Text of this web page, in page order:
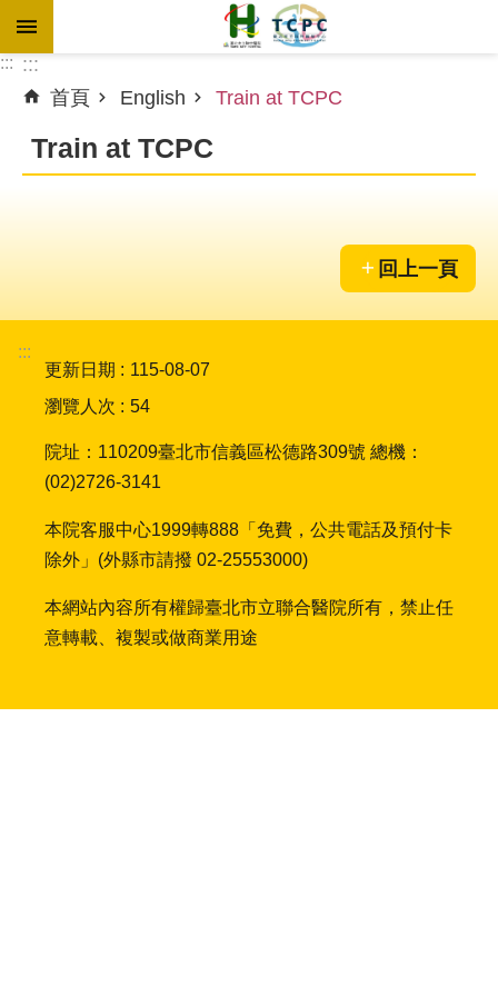
跳到主要內容區塊
進
搜
尋
息
區
認
識
本
院
就
醫
指
南
色
::: :::
首頁
English Train at TCPC
Train at TCPC
回上一頁
:::
更新日期
115-08-07
瀏覽人次
54
院址：110209臺北市信義區松德路309號 總機：
(02)2726-3141
本院客服中心1999轉888「免費，公共電話及預付卡
除外」(外縣市請撥 02-25553000)
本網站內容所有權歸臺北市立聯合醫院所有，禁止任
意轉載、複製或做商業用途